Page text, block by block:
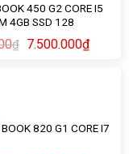
450 G2 CORE I5
4GB SSD 128
₫ 7.500.000₫
BOOK 820 G1 CORE I7